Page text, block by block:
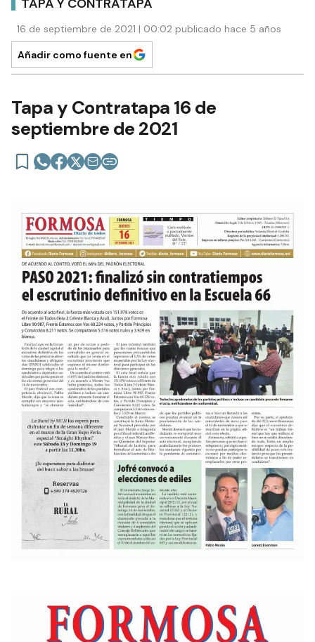
TAPA Y CONTRATAPA
16 de septiembre de 2021 | 00:02 publicado hace 5 años
Añadir como fuente en
Tapa y Contratapa 16 de
septiembre de 2021